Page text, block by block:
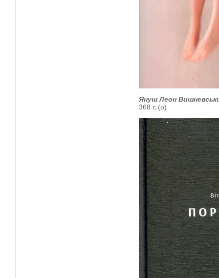
Януш Леон
368 с.(о)